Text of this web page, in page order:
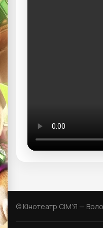
© Кінотеатр СІМ’Я —